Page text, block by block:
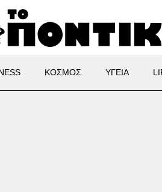
ΚΟΣΜΟΣ ΥΓΕΙΑ